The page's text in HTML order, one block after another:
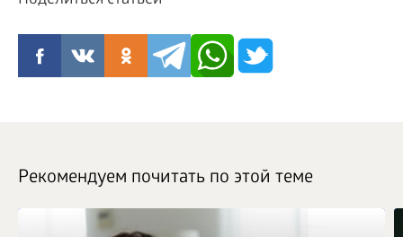
Рекомендуем почитать по этой теме